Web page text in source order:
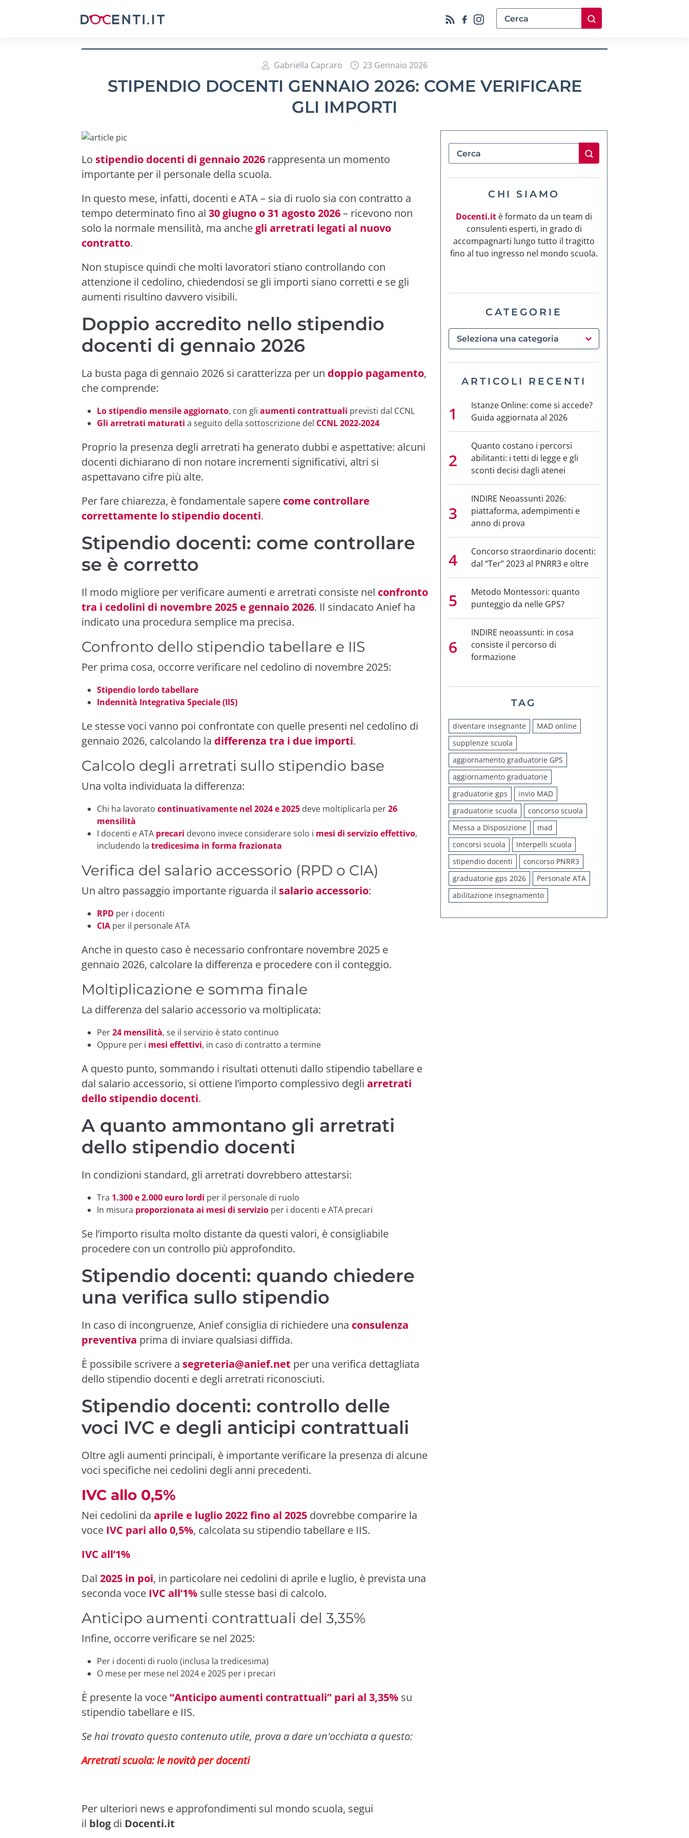
Gabriella Capraro 23 Gennaio 2026
STIPENDIO DOCENTI GENNAIO 2026: COME VERIFICARE
GLI IMPORTI
Lo stipendio docenti di gennaio 2026 rappresenta un momento
importante per il personale della scuola.
In questo mese, infatti, docenti e ATA – sia di ruolo sia con contratto a
tempo determinato fino al 30 giugno o 31 agosto 2026– ricevono non
solo la normale mensilità, ma anche gli arretrati legati al nuovo
contratto.
Non stupisce quindi che molti lavoratori stiano controllando con
attenzione il cedolino, chiedendosi se gli importi siano corretti e se gli
aumenti risultino davvero visibili.
Doppio accredito nello stipendio
docenti di gennaio 2026
La busta paga di gennaio 2026 si caratterizza per un doppio pagamento,
che comprende:
Lo stipendio mensile aggiornato, con gli aumenti contrattuali previsti dal CCNL
Gli arretrati maturati a seguito della sottoscrizione del CCNL 2022-2024
Proprio la presenza degli arretrati ha generato dubbi e aspettative: alcuni
docenti dichiarano di non notare incrementi significativi, altri si
aspettavano cifre più alte.
Per fare chiarezza, è fondamentale sapere come controllare
correttamente lo stipendio docenti.
Stipendio docenti: come controllare
se è corretto
Il modo migliore per verificare aumenti e arretrati consiste nel confronto
tra i cedolini di novembre 2025 e gennaio 2026. Il sindacato Anief ha
indicato una procedura semplice ma precisa.
Confronto dello stipendio tabellare e IIS
Per prima cosa, occorre verificare nel cedolino di novembre 2025:
Stipendio lordo tabellare
Indennità Integrativa Speciale (IIS)
Le stesse voci vanno poi confrontate con quelle presenti nel cedolino di
gennaio 2026, calcolando la differenza tra i due importi.
Calcolo degli arretrati sullo stipendio base
Una volta individuata la differenza:
Chi ha lavorato continuativamente nel 2024 e 2025 deve moltiplicarla per26
mensilità
I docenti e ATA precari devono invece considerare solo i mesi di servizio effettivo,
includendo la tredicesima in forma frazionata
Verifica del salario accessorio (RPD o CIA)
Un altro passaggio importante riguarda il salario accessorio:
RPD per i docenti
CIA per il personale ATA
Anche in questo caso è necessario confrontare novembre 2025 e
gennaio 2026, calcolare la differenza e procedere con il conteggio.
Moltiplicazione e somma finale
La differenza del salario accessorio va moltiplicata:
Per24 mensilità, se il servizio è stato continuo
Oppure per i mesi effettivi, in caso di contratto a termine
A questo punto, sommando i risultati ottenuti dallo stipendio tabellare e
dal salario accessorio, si ottiene l’importo complessivo degli arretrati
dello stipendio docenti.
A quanto ammontano gli arretrati
dello stipendio docenti
In condizioni standard, gli arretrati dovrebbero attestarsi:
Tra 1.300 e 2.000 euro lordi per il personale di ruolo
In misura proporzionata ai mesi di servizio per i docenti e ATA precari
Se l’importo risulta molto distante da questi valori, è consigliabile
procedere con un controllo più approfondito.
Stipendio docenti: quando chiedere
una verifica sullo stipendio
In caso di incongruenze, Anief consiglia di richiedere una consulenza
preventiva prima di inviare qualsiasi diffida.
È possibile scrivere a segreteria@anief.net per una verifica dettagliata
dello stipendio docenti e degli arretrati riconosciuti.
Stipendio docenti: controllo delle
voci IVC e degli anticipi contrattuali
Oltre agli aumenti principali, è importante verificare la presenza di alcune
voci specifiche nei cedolini degli anni precedenti.
IVC allo 0,5%
Nei cedolini da aprile e luglio 2022 fino al 2025 dovrebbe comparire la
voce IVC pari allo 0,5%, calcolata su stipendio tabellare e IIS.
IVC all’1%
Dal 2025 in poi, in particolare nei cedolini di aprile e luglio, è prevista una
seconda voce IVC all’1% sulle stesse basi di calcolo.
Anticipo aumenti contrattuali del 3,35%
Infine, occorre verificare se nel 2025:
Per i docenti di ruolo (inclusa la tredicesima)
O mese per mese nel 2024 e 2025 per i precari
È presente la voce“Anticipo aumenti contrattuali” pari al 3,35% su
stipendio tabellare e IIS.
Se hai trovato questo contenuto utile, prova a dare un'occhiata a questo:
Arretrati scuola: le novità per docenti
Per ulteriori news e approfondimenti sul mondo scuola, segui
il blog di Docenti.it
CHI SIAMO
Docenti.it è formato da un team di
consulenti esperti, in grado di
accompagnarti lungo tutto il tragitto
fino al tuo ingresso nel mondo scuola.
CATEGORIE
ARTICOLI RECENTI
Istanze Online: come si accede?
Guida aggiornata al 2026
Quanto costano i percorsi
abilitanti: i tetti di legge e gli
sconti decisi dagli atenei
INDIRE Neoassunti 2026:
piattaforma, adempimenti e
anno di prova
Concorso straordinario docenti:
dal “Ter” 2023 al PNRR3 e oltre
Metodo Montessori: quanto
punteggio da nelle GPS?
INDIRE neoassunti: in cosa
consiste il percorso di
formazione
TAG
diventare insegnante
MAD online
supplenze scuola
aggiornamento graduatorie GPS
aggiornamento graduatorie
graduatorie gps
invio MAD
graduatorie scuola
concorso scuola
Messa a Disposizione
mad
concorsi scuola
Interpelli scuola
stipendio docenti
concorso PNRR3
graduatorie gps 2026
Personale ATA
abilitazione insegnamento